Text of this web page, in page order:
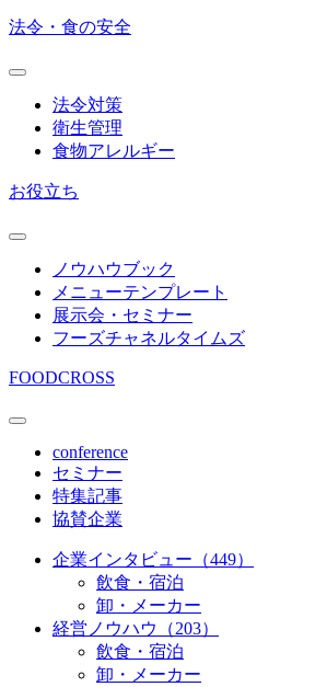
法令・食の安全
法令対策
衛生管理
食物アレルギー
お役立ち
ノウハウブック
メニューテンプレート
展示会・セミナー
フーズチャネルタイムズ
FOODCROSS
conference
セミナー
特集記事
協賛企業
企業インタビュー（449）
飲食・宿泊
卸・メーカー
経営ノウハウ（203）
飲食・宿泊
卸・メーカー